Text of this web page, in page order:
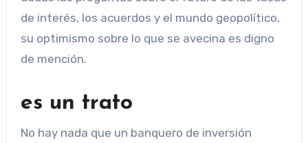
de interés, los acuerdos y el mundo geopolítico,
su optimismo sobre lo que se avecina es digno
de mención.
es un trato
No hay nada que un banquero de inversión